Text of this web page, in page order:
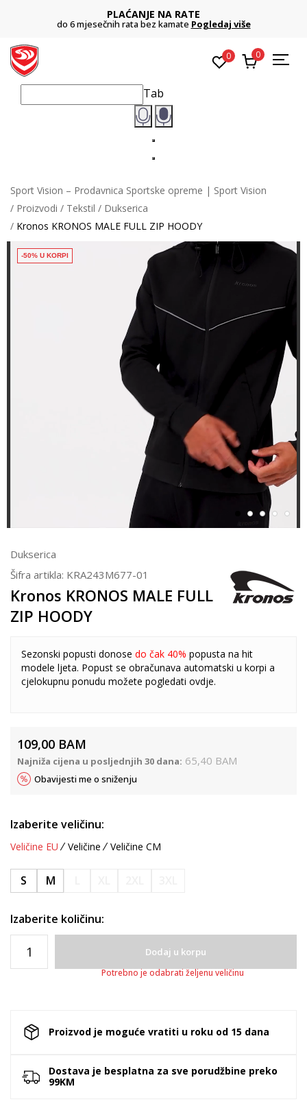
PLAĆANJE NA RATE
do 6 mjesečnih rata bez kamate Pogledaj više
0 0
Tab
Sport Vision – Prodavnica Sportske opreme | Sport Vision
Proizvodi
Tekstil
Dukserica
Kronos KRONOS MALE FULL ZIP HOODY
-50% U KORPI
Dukserica
Šifra artikla: KRA243M677-01
Kronos KRONOS MALE FULL
ZIP HOODY
Sezonski popusti donose do čak 40% popusta na hit
modele ljeta. Popust se obračunava automatski u korpi a
cjelokupnu ponudu možete pogledati ovdje.
109,00 BAM
Najniža cijena u posljednjih 30 dana: 65,40 BAM
Obavijesti me o sniženju
Izaberite veličinu:
Veličine EU Veličine Veličine CM
S M
Izaberite količinu:
Dodaj u korpu
Potrebno je odabrati željenu veličinu
Proizvod je moguće vratiti u roku od 15 dana
Dostava je besplatna za sve porudžbine preko
99KM